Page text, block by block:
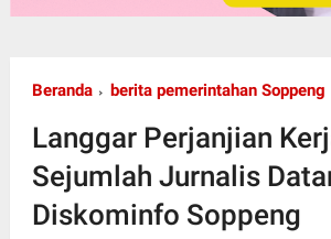
Beranda berita pemerintahan Soppeng
Langgar Perjanjian
Sejumlah Jurnalis
Diskominfo Soppeng